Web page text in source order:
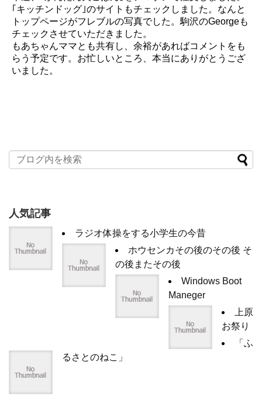
｢キッチンドッグ｣のサイトもチェックしました。なんと
トップページがフレブルの写真でした。駒沢のGeorgeも
チェックさせていただきました。
もあちゃんママとも共有し、余裕があればコメントをも
らう予定です。お忙しいところ、本当にありがとうござ
いました。
人気記事
ラジオ体操をする小学生の今昔
ホウセンカその後のその後 そ
の後またその後
Windows Boot
Maneger
上原
お祭り
「ふ
るさとのねこ」